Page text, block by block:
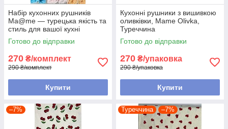
Набір кухонних рушників
Ma@me — турецька якість та
стиль для вашої кухні
Готово до відправки
270 ₴/комплект
290 ₴/комплект
Купити
Кухонні рушники з вишивкою
оливківки, Mame Olivka,
Туреччина
Готово до відправки
270 ₴/упаковка
290 ₴/упаковка
Купити
–7% Туреччина –7%